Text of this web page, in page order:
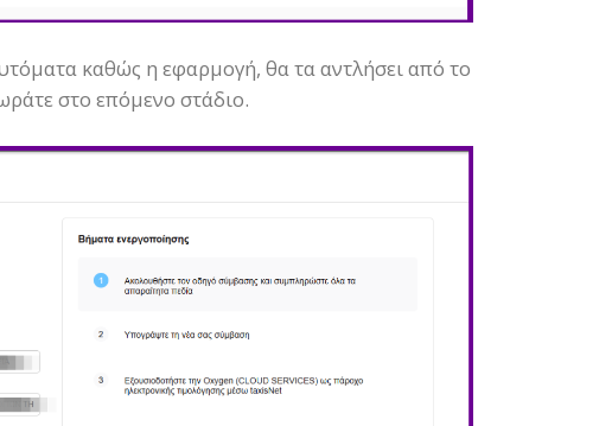
καθώς η εφαρμογή, θα τα αντλήσει από το
στο επόμενο στάδιο.